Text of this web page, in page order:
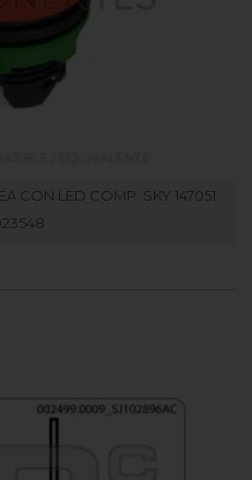
CON LED COMP. SKY 147051